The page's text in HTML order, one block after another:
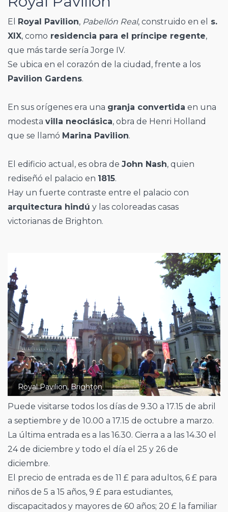
El Royal Pavilion, Pabellón Real, construido en el
s.
XIX, como residencia para el príncipe regente,
que más tarde sería Jorge IV.
Se ubica en el corazón de la ciudad, frente a los
Pavilion Gardens.
En sus orígenes era una granja convertida en una
modesta villa neoclásica, obra de Henri Holland
que se llamó Marina Pavilion.
El edificio actual, es obra de John Nash, quien
rediseñó el palacio en 1815.
Hay un fuerte contraste entre el palacio con
arquitectura hindú y las coloreadas casas
victorianas de Brighton.
Royal Pavilion, Brighton
Puede visitarse todos los días de 9.30 a 17.15 de abril
a septiembre y de 10.00 a 17.15 de octubre a marzo.
La última entrada es a las 16.30. Cierra a a las 14.30 el
24 de diciembre y todo el día el 25 y 26 de
diciembre.
El precio de entrada es de 11 £ para adultos, 6 £ para
niños de 5 a 15 años, 9 £ para estudiantes,
discapacitados y mayores de 60 años; 20 £ la familiar